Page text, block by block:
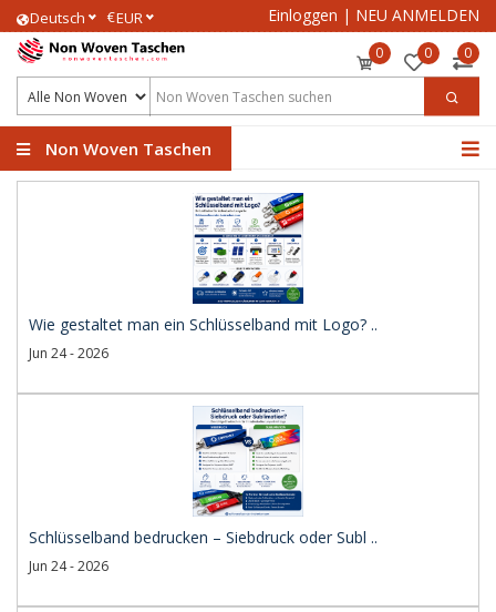
Deutsch €EUR Einloggen | NEU ANMELDEN
0 0 0
Non Woven Taschen
Wie gestaltet man ein Schlüsselband mit Logo? ..
Jun 24 - 2026
Schlüsselband bedrucken – Siebdruck oder Subl ..
Jun 24 - 2026